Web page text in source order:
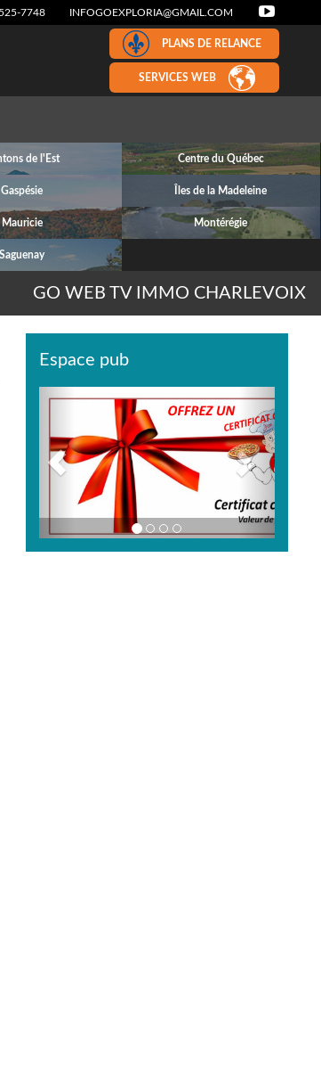
7748 INFOGOEXPLORIA@GMAIL.COM
PLANS DE RELANCE
SERVICES WEB
de l'Est Centre du Québec
Gaspésie Îles de la Madeleine
Mauricie Montérégie
Saguenay
GO WEB TV IMMO CHARLEVOIX
Espace pub
Previous
Next